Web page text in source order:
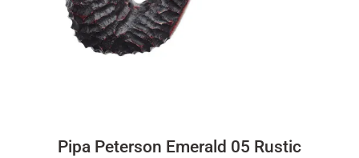
Pipa Peterson Emerald 05 Rustic